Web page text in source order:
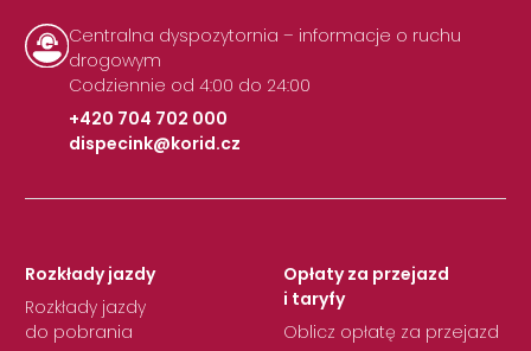
Centralna dyspozytornia – informacje o ruchu
drogowym
Codziennie od 4:00 do 24:00
+420 704 702 000
|
dispecink@korid.cz
Rozkłady jazdy
Rozkłady jazdy
do pobrania
Opłaty za przejazd
i taryfy
Oblicz opłatę za przejazd